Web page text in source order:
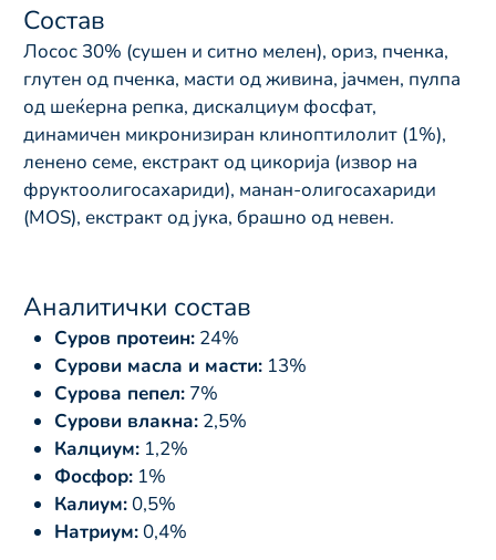
Состав
Лосос 30% (сушен и ситно мелен), ориз, пченка,
глутен од пченка, масти од живина, јачмен, пулпа
од шеќерна репка, дискалциум фосфат,
динамичен микронизиран клиноптилолит (1%),
ленено семе, екстракт од цикорија (извор на
фруктоолигосахариди), манан-олигосахариди
(MOS), екстракт од јука, брашно од невен.
Аналитички состав
Суров протеин: 24%
Сурови масла и масти: 13%
Сурова пепел: 7%
Сурови влакна: 2,5%
Калциум: 1,2%
Фосфор: 1%
Калиум: 0,5%
Натриум: 0,4%